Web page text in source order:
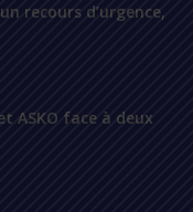
recours d’urgence,
ASKO face à deux